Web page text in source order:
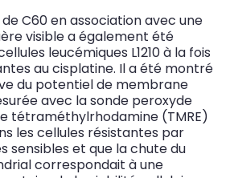
C60 en association avec une
visible a également été
leucémiques L1210 à la fois
au cisplatine. Il a été montré
du potentiel de membrane
avec la sonde peroxyde
tétraméthylrhodamine (TMRE)
les cellules résistantes par
sensibles et que la chute du
correspondait à une